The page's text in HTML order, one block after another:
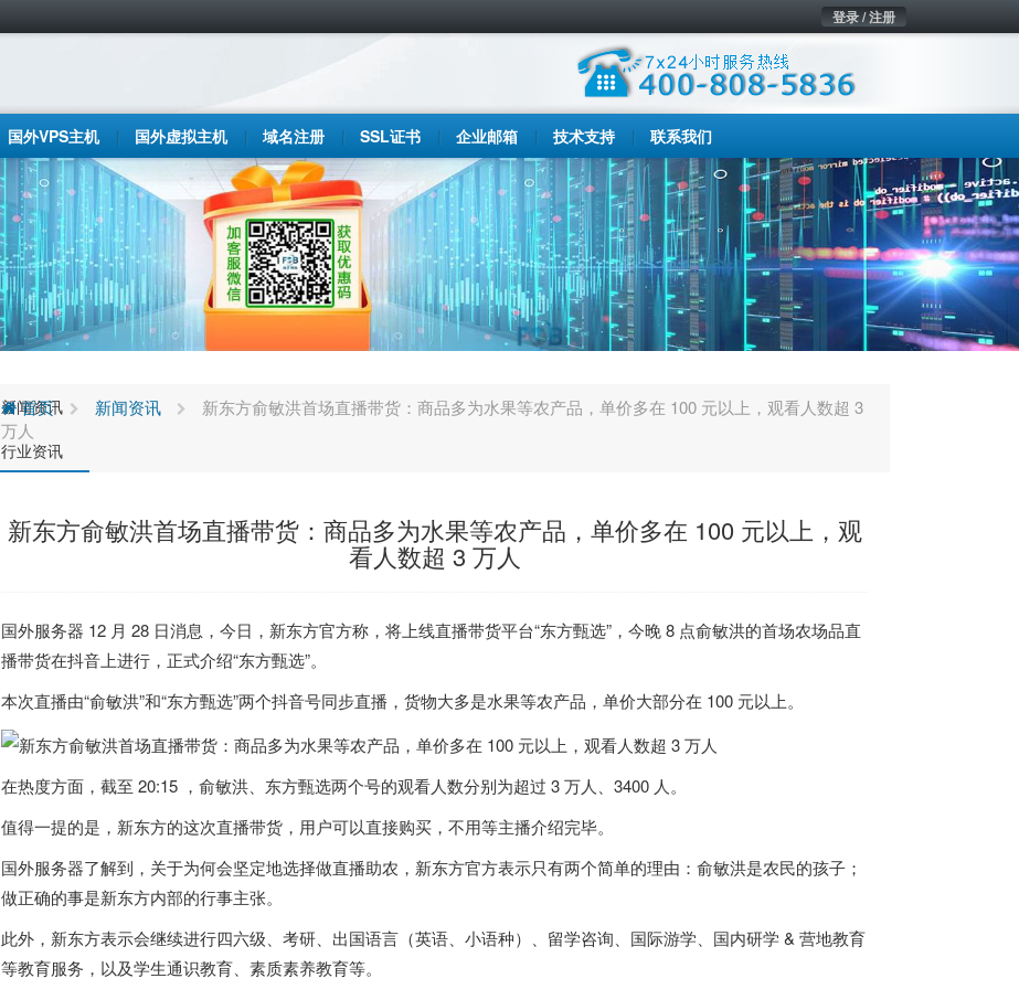
登录 / 注册
国外VPS主机 国外虚拟主机 域名注册 SSL证书 企业邮箱 技术支持 联系我们
新闻资讯
行业资讯
首页 新闻资讯
新东方俞敏洪首场直播带货：商品多为水果等农产品，单价多在 100 元以上，观看人数超 3
万人
新东方俞敏洪首场直播带货：商品多为水果等农产品，单价多在 100 元以上，观
看人数超 3 万人
国外服务器 12 月 28 日消息，今日，新东方官方称，将上线直播带货平台“东方甄选”， 今晚 8 点俞敏洪的首场农场品直
播带货在抖音上进行 ，正式介绍“东方甄选”。
本次直播由“俞敏洪”和“东方甄选”两个抖音号同步直播， 货物大多是水果等农产品，单价大部分在 100 元以上。
在热度方面，截至 20:15 ，俞敏洪、东方甄选两个号的观看人数分别为超过 3 万人、3400 人。
值得一提的是，新东方的这次直播带货， 用户可以直接购买，不用等主播介绍完毕。
国外服务器了解到，关于为何会坚定地选择做直播助农，新东方官方表示只有两个简单的理由：俞敏洪是农民的孩子；
做正确的事是新东方内部的行事主张。
此外，新东方表示会继续进行四六级、考研、出国语言（英语、小语种）、留学咨询、国际游学、国内研学 & 营地教育
等教育服务，以及学生通识教育、素质素养教育等。